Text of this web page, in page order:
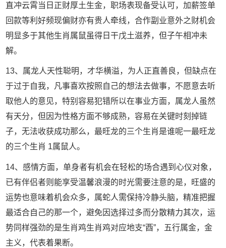
直冲云霄当日正财厚土生金，职场表现备受认可，加薪签单
回款等利好频现偏财亦有贵人牵线，合作副业意外之财机会
明显多于其他生肖属鼠虽得日干戊土滋养，但子午相冲未
解。
13、属龙人天性聪明，才华横溢，为人正直善良，但缺点在
于过于自我，凡事喜欢按照自己的想法去做事，不愿意去听
取他人的意见，特别容易犯错所以在事业方面，属龙人虽然
有天分，但因为性格方面不够成熟，容易在关键时刻掉链
子，无法收获成功那么，最旺龙的三个生肖是谁呢一最旺龙
的三个生肖 1属鼠人。
14、感情方面，单身者有机会在轻松的场合遇到心仪对象，
已有伴侣者则能享受温馨浪漫的时光需要注意的是，旺盛的
运势也意味着机会众多，属蛇人需保持冷静头脑，精准把握
最适合自己的那一个，避免因选择过多而分散精力其次，运
势同样强劲的是生肖鸡生肖鸡对应地支“酉”，五行属金，金
主义，代表着果断。